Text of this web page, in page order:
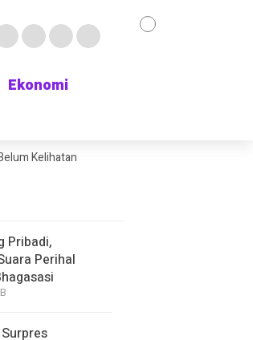
Ekonomi
Ekonomi
Delapan Jam Menunggu Kamar Rawat,
Pribadi,
Perihal